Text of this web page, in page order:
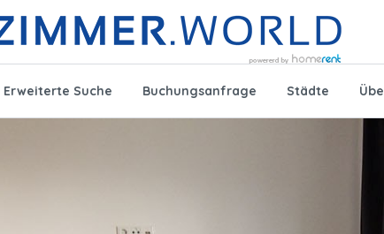
Erweiterte Suche Buchungsanfrage Städte